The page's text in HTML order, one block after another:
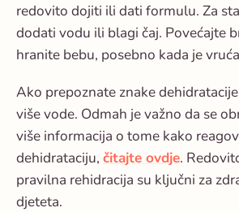
redovito dojiti ili dati formulu. Za
dodati vodu ili blagi čaj. Povećajte
hranite bebu, posebno kada je
Ako prepoznate znake
više vode. Odmah je važno da se
više informacija o tome kako
dehidrataciju, čitajte ovdje.
pravilna rehidracija su ključni za
djeteta.